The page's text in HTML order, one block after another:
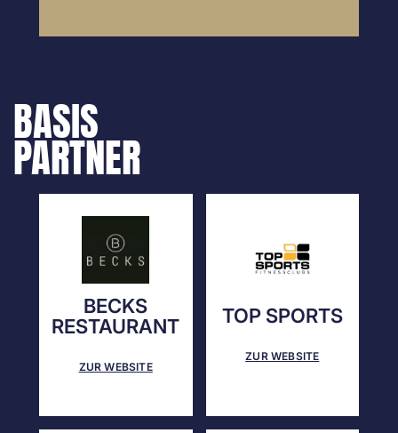
BASIS
PARTNER
BECKS
RESTAURANT
ZUR WEBSITE
TOP SPORTS
ZUR WEBSITE